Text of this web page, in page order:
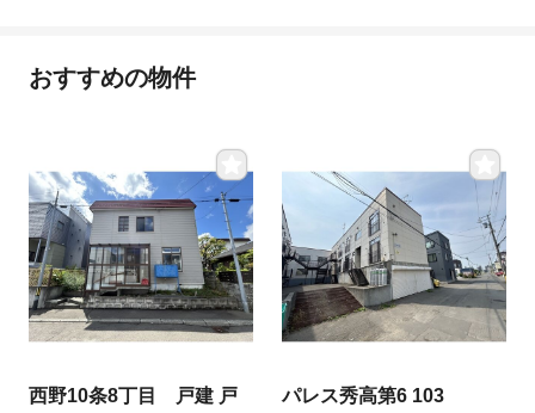
おすすめの物件
西野10条8丁目 戸建 戸
パレス秀高第6 103